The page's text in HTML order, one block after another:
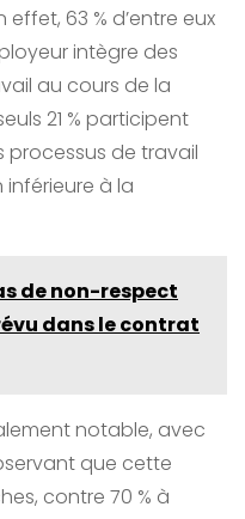
63 % d’entre eux
intègre des
au cours de la
21 % participent
de travail
inférieure à la
de non-respect
dans le contrat
notable, avec
que cette
contre 70 % à